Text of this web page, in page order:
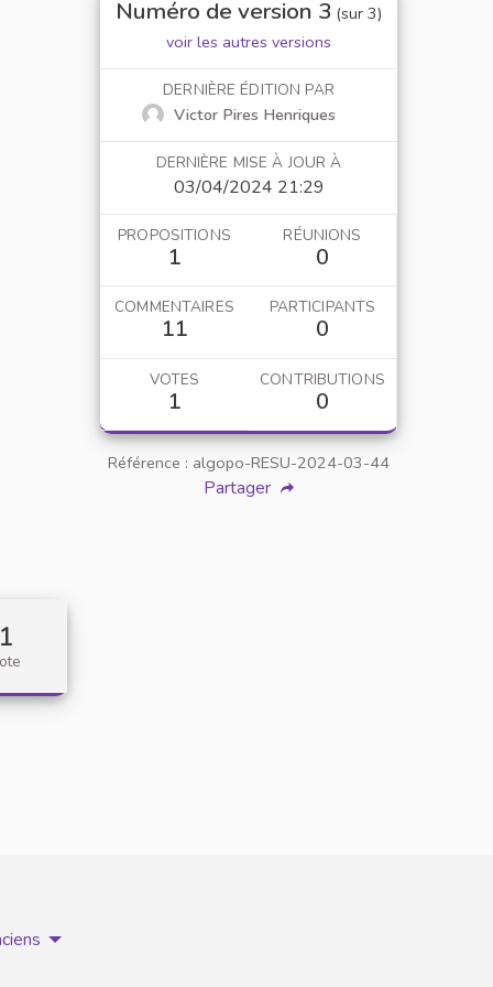
Numéro de version 3 (sur 3)
voir les autres versions
DERNIÈRE ÉDITION PAR
Victor Pires Henriques
DERNIÈRE MISE À JOUR À
03/04/2024 21:29
PROPOSITIONS
1
RÉUNIONS
0
COMMENTAIRES
11
PARTICIPANTS
0
VOTES
1
CONTRIBUTIONS
0
Référence : algopo-RESU-2024-03-44
Partager
1